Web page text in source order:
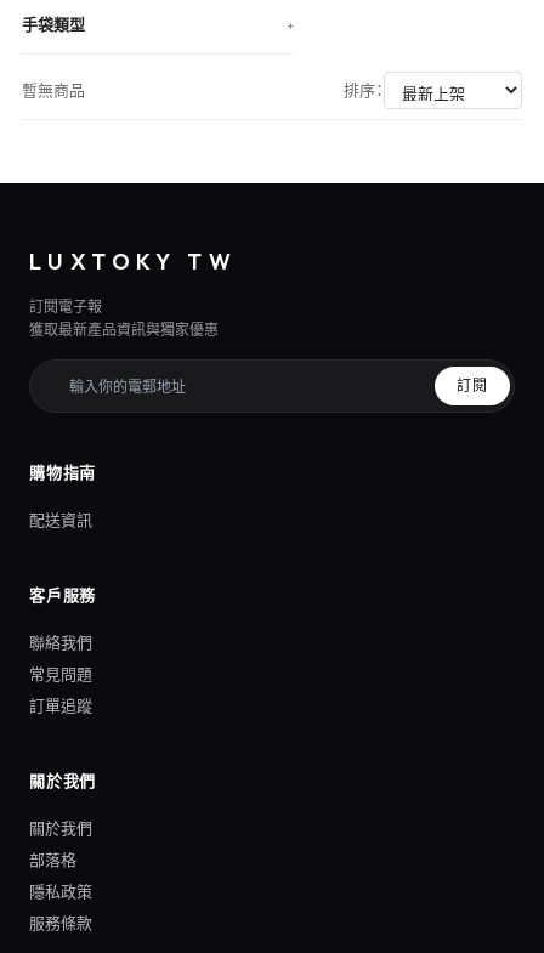
手袋類型 +
暫無商品 排序：
LUXTOKY TW
訂閱電子報
獲取最新產品資訊與獨家優惠
訂閱
購物指南
配送資訊
客戶服務
聯絡我們
常見問題
訂單追蹤
關於我們
關於我們
部落格
隱私政策
服務條款